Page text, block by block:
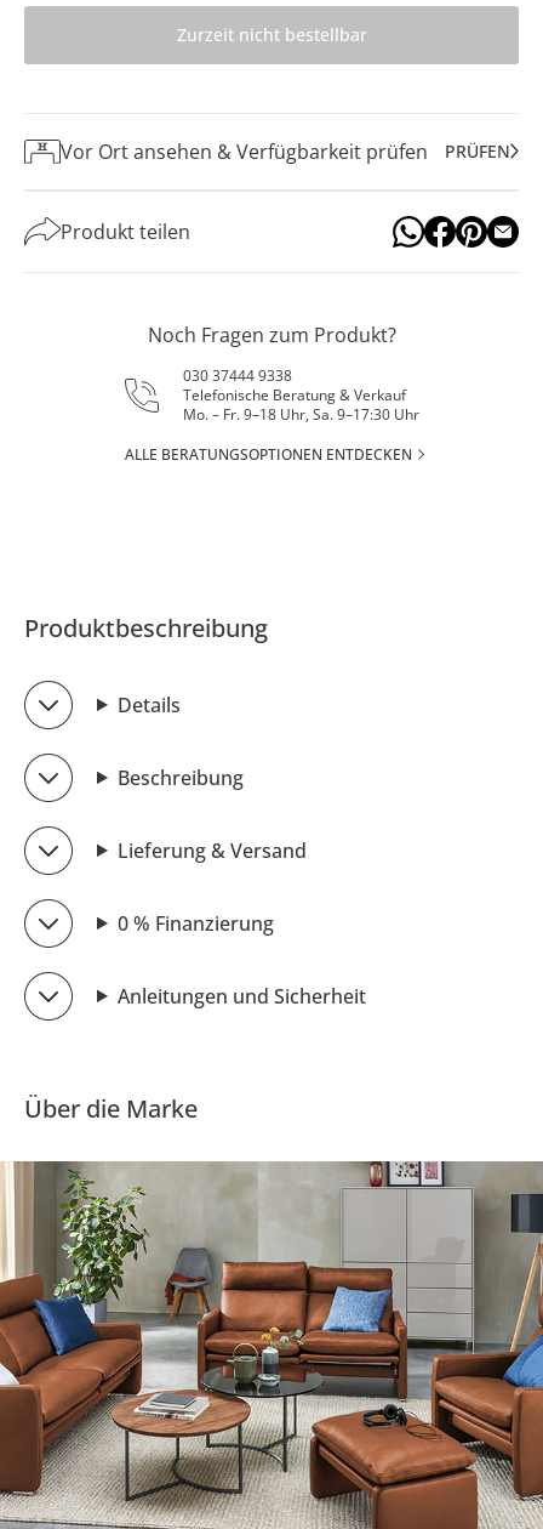
Zurzeit nicht bestellbar
Vor Ort ansehen & Verfügbarkeit prüfen PRÜFEN
Produkt teilen
Noch Fragen zum Produkt?
030 37444 9338
Telefonische Beratung & Verkauf
Mo. – Fr. 9–18 Uhr, Sa. 9–17:30 Uhr
ALLE BERATUNGSOPTIONEN ENTDECKEN
Produktbeschreibung
Details
Beschreibung
Lieferung & Versand
0 % Finanzierung
Anleitungen und Sicherheit
Über die Marke